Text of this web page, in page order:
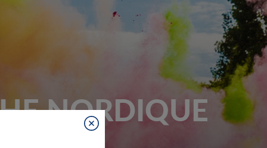
Fermer
NORDIQUE